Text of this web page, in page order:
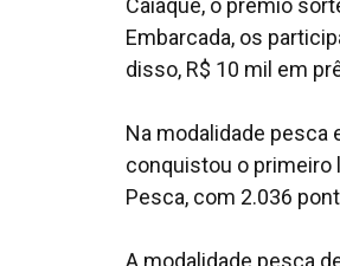
Caiaque, o prêmio
Embarcada, os
disso, R$ 10 mil em
Na modalidade pesca
conquistou o primeiro
Pesca, com 2.036
A modalidade pesca